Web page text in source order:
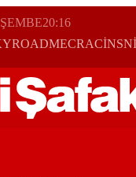
20:16
MECRACİNS